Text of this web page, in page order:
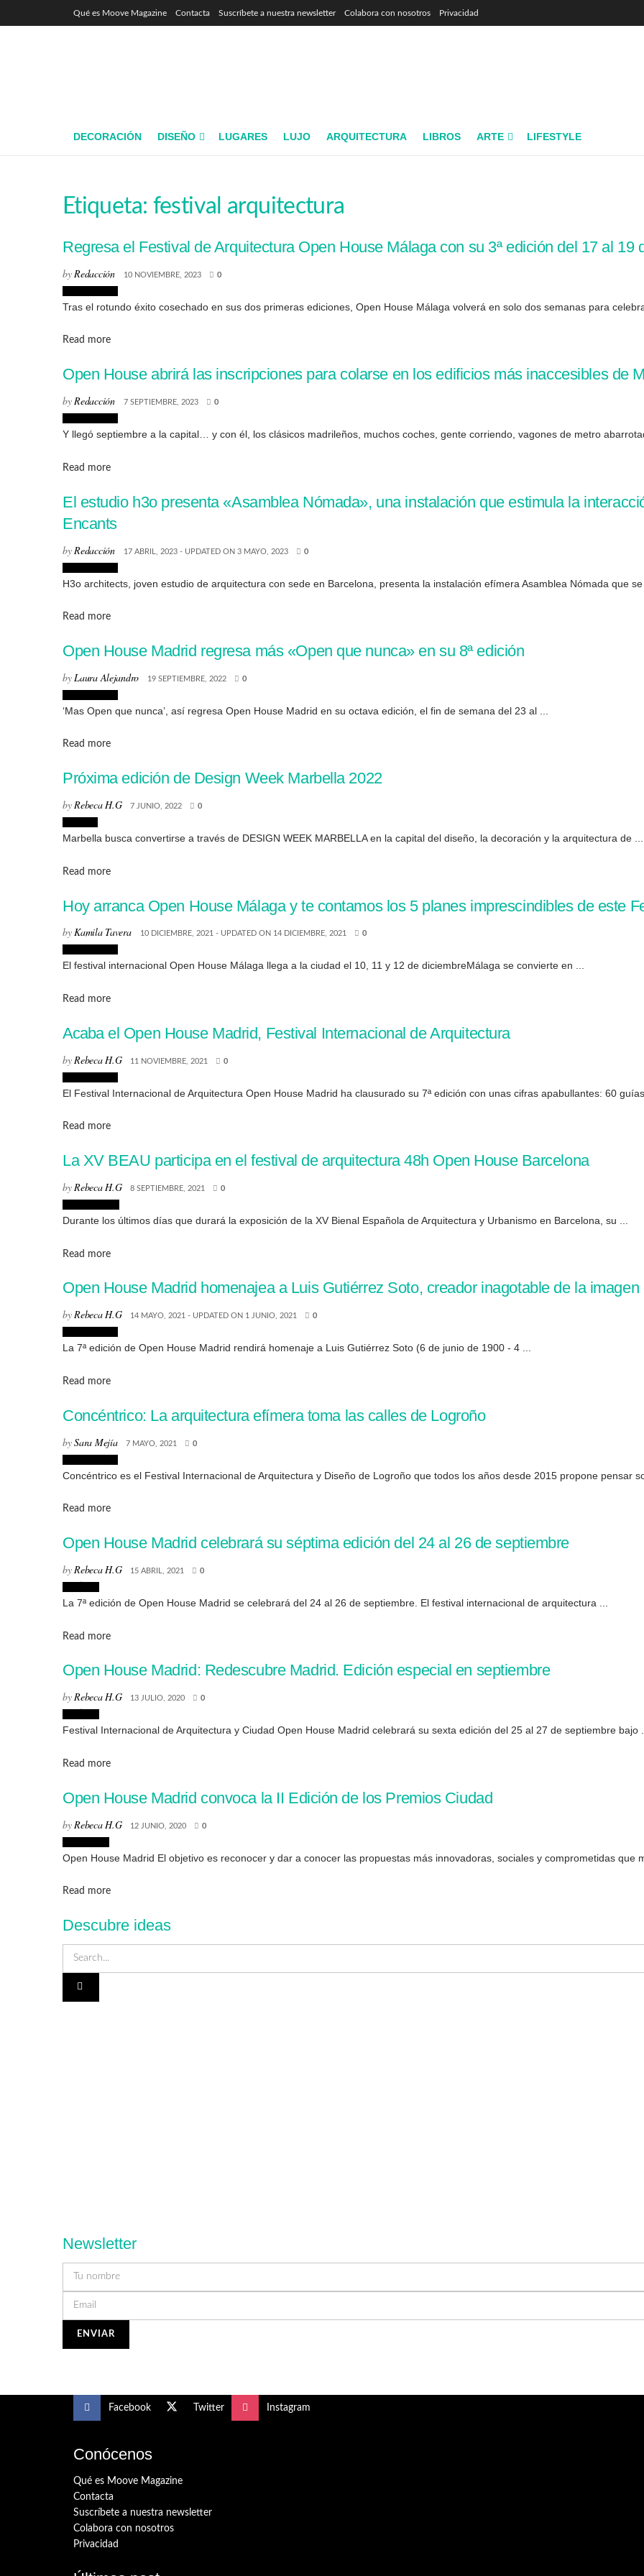
Qué es Moove Magazine Contacta Suscríbete a nuestra newsletter Colabora con nosotros Privacidad
DECORACIÓN DISEÑO LUGARES LUJO ARQUITECTURA LIBROS ARTE LIFESTYLE
Etiqueta: festival arquitectura
Regresa el Festival de Arquitectura Open House Málaga con su 3ª edición del 17 al 19
byRedacción 10 NOVIEMBRE, 2023 0
Tras el rotundo éxito cosechado en sus dos primeras ediciones, Open House Málaga volverá en solo dos semanas para
Read moreDetails
Open House abrirá las inscripciones para colarse en los edificios más inaccesibles de
byRedacción 7 SEPTIEMBRE, 2023 0
Y llegó septiembre a la capital… y con él, los clásicos madrileños, muchos coches, gente corriendo, vagones de metro
Read moreDetails
El estudio h3o presenta «Asamblea Nómada», una instalación que estimula la
Encants
by Redacción 17 ABRIL, 2023 - UPDATED ON 3 MAYO, 2023 0
H3o architects, joven estudio de arquitectura con sede en Barcelona, presenta la instalación efímera Asamblea Nómada que se
Read moreDetails
Open House Madrid regresa más «Open que nunca» en su 8ª edición
byLaura Alejandro 19 SEPTIEMBRE, 2022 0
‘Mas Open que nunca’, así regresa Open House Madrid en su octava edición, el fin de semana del 23 al ...
Read moreDetails
Próxima edición de Design Week Marbella 2022
byRebeca H.G 7 JUNIO, 2022 0
Marbella busca convertirse a través de DESIGN WEEK MARBELLA en la capital del diseño, la decoración y la arquitectura de ...
Read moreDetails
Hoy arranca Open House Málaga y te contamos los 5 planes imprescindibles de este
byKamila Tavera 10 DICIEMBRE, 2021 - UPDATED ON 14 DICIEMBRE, 2021 0
El festival internacional Open House Málaga llega a la ciudad el 10, 11 y 12 de diciembreMálaga se convierte en ...
Read moreDetails
Acaba el Open House Madrid, Festival Internacional de Arquitectura
by Rebeca H.G 11 NOVIEMBRE, 2021 0
El Festival Internacional de Arquitectura Open House Madrid ha clausurado su 7ª edición con unas cifras apabullantes: 60 guías
Read moreDetails
La XV BEAU participa en el festival de arquitectura 48h Open House Barcelona
byRebeca H.G 8 SEPTIEMBRE, 2021 0
Durante los últimos días que durará la exposición de la XV Bienal Española de Arquitectura y Urbanismo en Barcelona, su ...
Read moreDetails
Open House Madrid homenajea a Luis Gutiérrez Soto, creador inagotable de la imagen
byRebeca H.G 14 MAYO, 2021 - UPDATED ON 1 JUNIO, 2021 0
La 7ª edición de Open House Madrid rendirá homenaje a Luis Gutiérrez Soto (6 de junio de 1900 - 4 ...
Read moreDetails
Concéntrico: La arquitectura efímera toma las calles de Logroño
bySara Mejía 7 MAYO, 2021 0
Concéntrico es el Festival Internacional de Arquitectura y Diseño de Logroño que todos los años desde 2015 propone pensar
Read moreDetails
Open House Madrid celebrará su séptima edición del 24 al 26 de septiembre
byRebeca H.G 15 ABRIL, 2021 0
La 7ª edición de Open House Madrid se celebrará del 24 al 26 de septiembre. El festival internacional de arquitectura ...
Read moreDetails
Open House Madrid: Redescubre Madrid. Edición especial en septiembre
byRebeca H.G 13 JULIO, 2020 0
Festival Internacional de Arquitectura y Ciudad Open House Madrid celebrará su sexta edición del 25 al 27 de septiembre bajo
Read moreDetails
Open House Madrid convoca la II Edición de los Premios Ciudad
by Rebeca H.G 12 JUNIO, 2020 0
Open House Madrid El objetivo es reconocer y dar a conocer las propuestas más innovadoras, sociales y comprometidas que
Read moreDetails
Descubre ideas
Newsletter
Facebook Twitter Instagram
Conócenos
Qué es Moove Magazine
Contacta
Suscríbete a nuestra newsletter
Colabora con nosotros
Privacidad